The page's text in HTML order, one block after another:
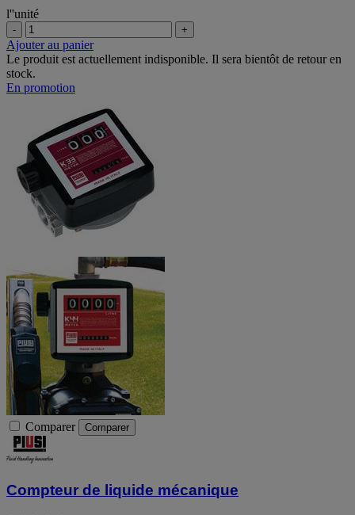
l''unité
- +
Ajouter au panier
Le produit est actuellement indisponible. Il sera bientôt de retour en
stock.
En promotion
Comparer Comparer
Compteur de liquide mécanique